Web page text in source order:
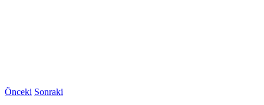
Önceki Sonraki